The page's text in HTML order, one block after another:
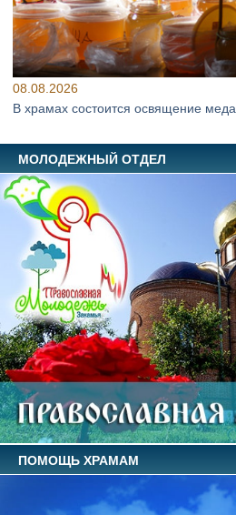
08.08.2026
В храмах состоится освящение меда
МОЛОДЕЖНЫЙ ОТДЕЛ
ПОМОЩЬ ХРАМАМ